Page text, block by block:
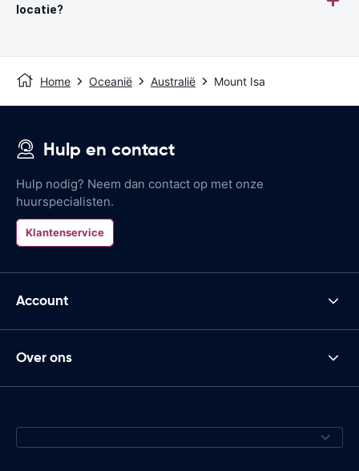
locatie?
Home Oceanië Australië Mount Isa
Hulp en contact
Hulp nodig? Neem dan contact op met onze
huurspecialisten.
Klantenservice
Account
Over ons